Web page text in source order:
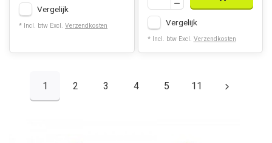
Vergelijk
* Incl. btw Excl. Verzendkosten Vergelijk
* Incl. btw Excl. Verzendkosten
1 2 3 4 5 11